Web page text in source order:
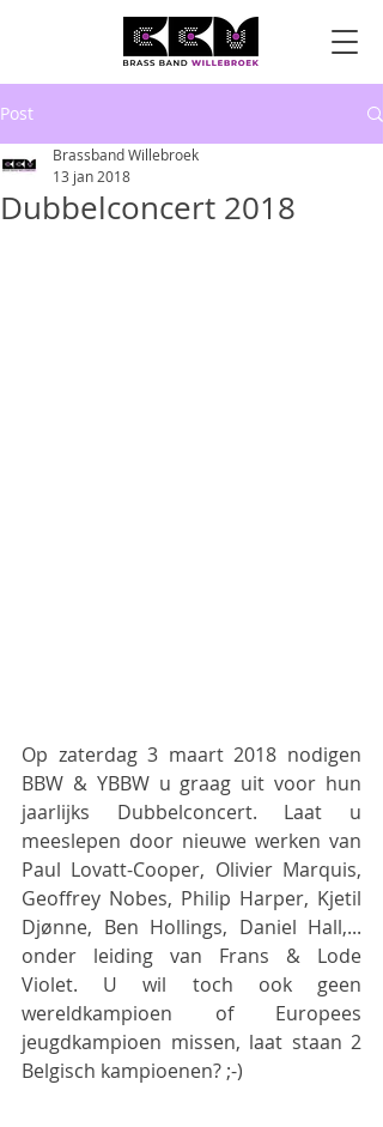
Post
Dubbelconcert 2018
Brassband Willebroek
13 jan 2018
Op zaterdag 3 maart 2018 nodigen
BBW & YBBW u graag uit voor hun
jaarlijks Dubbelconcert. Laat u
meeslepen door nieuwe werken van
Paul Lovatt-Cooper, Olivier Marquis,
Geoffrey Nobes, Philip Harper, Kjetil
Djønne, Ben Hollings, Daniel Hall,...
onder leiding van Frans & Lode
Violet. U wil toch ook geen
wereldkampioen of Europees
jeugdkampioen missen, laat staan 2
Belgisch kampioenen? ;-)